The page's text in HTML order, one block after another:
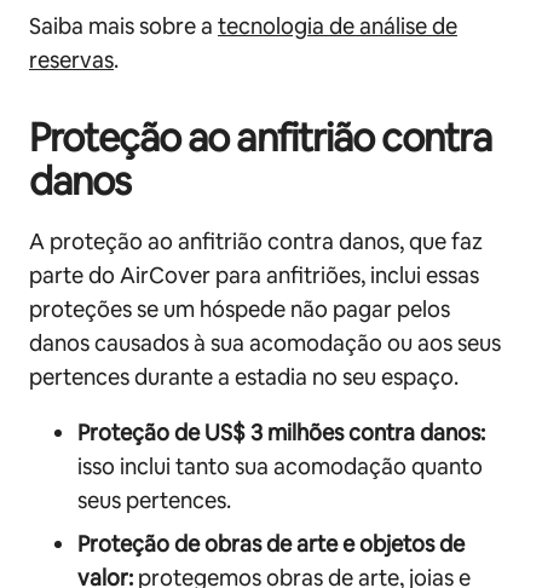
Saiba mais sobre a tecnologia de análise de
reservas.
Proteção ao anfitrião contra
danos
A proteção ao anfitrião contra danos, que faz
parte do AirCover para anfitriões, inclui essas
proteções se um hóspede não pagar pelos
danos causados à sua acomodação ou aos seus
pertences durante a estadia no seu espaço.
Proteção de US$ 3 milhões contra danos:
isso inclui tanto sua acomodação quanto
seus pertences.
Proteção de obras de arte e objetos de
valor: protegemos obras de arte, joias e